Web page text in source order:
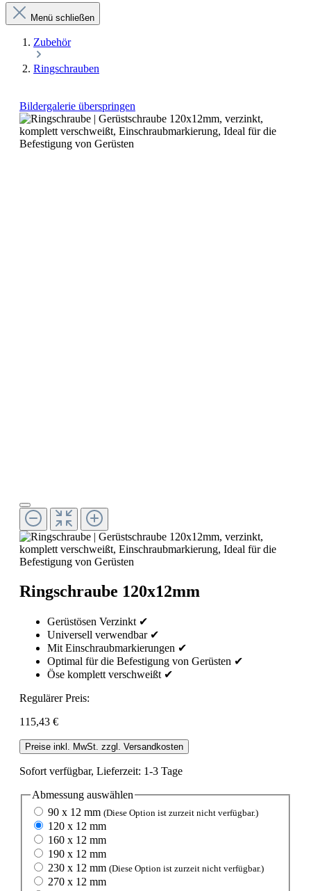
Menü schließen
Zubehör
Ringschrauben
Bildergalerie überspringen
Ringschraube 120x12mm
Gerüstösen Verzinkt ✔
Universell verwendbar ✔
Mit Einschraubmarkierungen ✔
Optimal für die Befestigung von Gerüsten ✔
Öse komplett verschweißt ✔
Regulärer Preis:
115,43 €
Preise inkl. MwSt. zzgl. Versandkosten
Sofort verfügbar, Lieferzeit: 1-3 Tage
Abmessung auswählen
90 x 12 mm (Diese Option ist zurzeit nicht verfügbar.)
120 x 12 mm
160 x 12 mm
190 x 12 mm
230 x 12 mm (Diese Option ist zurzeit nicht verfügbar.)
270 x 12 mm